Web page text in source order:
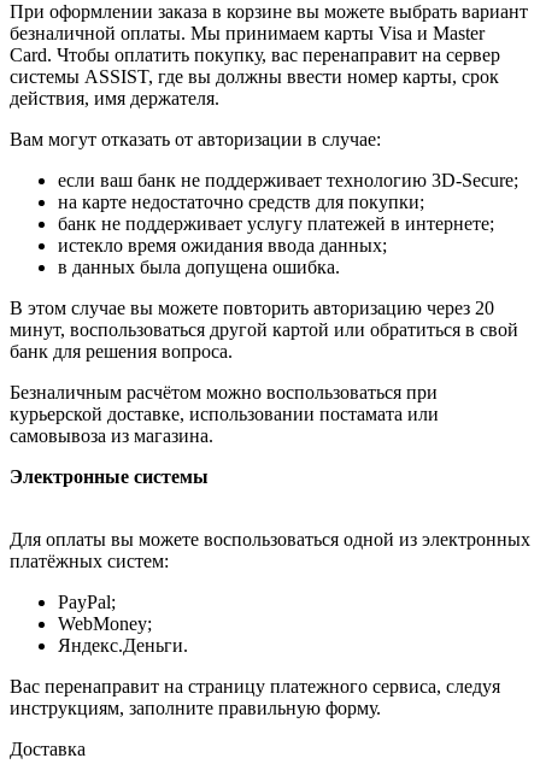
При оформлении заказа в корзине вы можете выбрать вариант
безналичной оплаты. Мы принимаем карты Visa и Master
Card. Чтобы оплатить покупку, вас перенаправит на сервер
системы ASSIST, где вы должны ввести номер карты, срок
действия, имя держателя.
Вам могут отказать от авторизации в случае:
если ваш банк не поддерживает технологию 3D-Secure;
на карте недостаточно средств для покупки;
банк не поддерживает услугу платежей в интернете;
истекло время ожидания ввода данных;
в данных была допущена ошибка.
В этом случае вы можете повторить авторизацию через 20
минут, воспользоваться другой картой или обратиться в свой
банк для решения вопроса.
Безналичным расчётом можно воспользоваться при
курьерской доставке, использовании постамата или
самовывоза из магазина.
Электронные системы
Для оплаты вы можете воспользоваться одной из электронных
платёжных систем:
PayPal;
WebMoney;
Яндекс.Деньги.
Вас перенаправит на страницу платежного сервиса, следуя
инструкциям, заполните правильную форму.
Доставка